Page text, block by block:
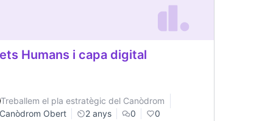
Humans i capa digital
Treballem el pla estratègic del Canòdrom
Canòdrom Obert
2 anys 0 0